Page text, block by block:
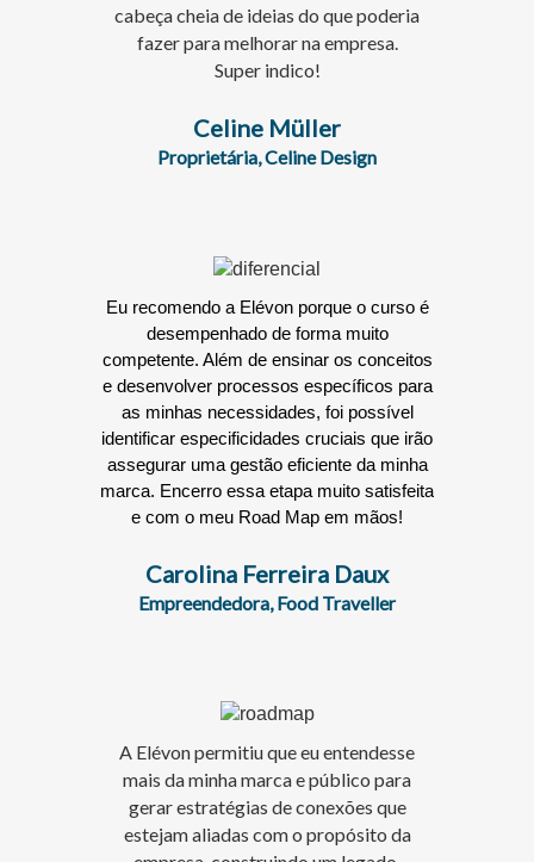
cabeça cheia de ideias do que poderia
fazer para melhorar na empresa.
Super indico!
Celine Müller
Proprietária, Celine Design
Eu recomendo a Elévon porque o curso é
desempenhado de forma muito
competente. Além de ensinar os conceitos
e desenvolver processos específicos para
as minhas necessidades, foi possível
identificar especificidades cruciais que irão
assegurar uma gestão eficiente da minha
marca. Encerro essa etapa muito satisfeita
e com o meu Road Map em mãos!
Carolina Ferreira Daux
Empreendedora, Food Traveller
A Elévon permitiu que eu entendesse
mais da minha marca e público para
gerar estratégias de conexões que
estejam aliadas com o propósito da